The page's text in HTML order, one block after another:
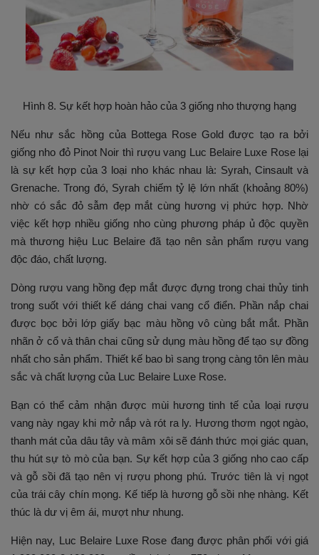
Hình 8. Sự kết hợp hoàn hảo của 3 giống nho thượng hạng
Nếu như sắc hồng của Bottega Rose Gold được tạo ra bởi
giống nho đỏ Pinot Noir thì rượu vang Luc Belaire Luxe Rose lại
là sự kết hợp của 3 loại nho khác nhau là: Syrah, Cinsault và
Grenache. Trong đó, Syrah chiếm tỷ lệ lớn nhất (khoảng 80%)
nhờ có sắc đỏ sẫm đẹp mắt cùng hương vị phức hợp. Nhờ
việc kết hợp nhiều giống nho cùng phương pháp ủ độc quyền
mà thương hiệu Luc Belaire đã tạo nên sản phẩm rượu vang
độc đáo, chất lượng.
Dòng rượu vang hồng đẹp mắt được đựng trong chai thủy tinh
trong suốt với thiết kế dáng chai vang cổ điển. Phần nắp chai
được bọc bởi lớp giấy bạc màu hồng vô cùng bắt mắt. Phần
nhãn ở cổ và thân chai cũng sử dụng màu hồng để tạo sự đồng
nhất cho sản phẩm. Thiết kế bao bì sang trọng càng tôn lên màu
sắc và chất lượng của Luc Belaire Luxe Rose.
Bạn có thể cảm nhận được mùi hương tinh tế của loại rượu
vang này ngay khi mở nắp và rót ra ly. Hương thơm ngọt ngào,
thanh mát của dâu tây và mâm xôi sẽ đánh thức mọi giác quan,
thu hút sự tò mò của bạn. Sự kết hợp của 3 giống nho cao cấp
và gỗ sồi đã tạo nên vị rượu phong phú. Trước tiên là vị ngọt
của trái cây chín mọng. Kế tiếp là hương gỗ sồi nhẹ nhàng. Kết
thúc là dư vị êm ái, mượt như nhung.
Hiện nay, Luc Belaire Luxe Rose đang được phân phối với giá